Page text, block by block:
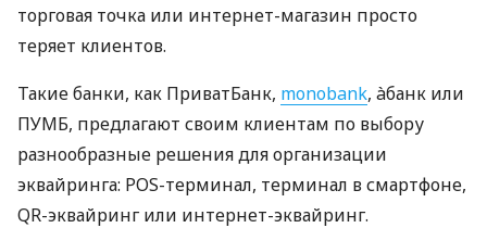
торговая точка или интернет-магазин просто
теряет клиентов.
Такие банки, как ПриватБанк, monobank, àбанк или
ПУМБ, предлагают своим клиентам по выбору
разнообразные решения для организации
эквайринга: POS-терминал, терминал в смартфоне,
QR-эквайринг или интернет-эквайринг.